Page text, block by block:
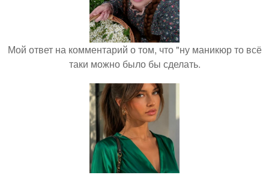
Мой ответ на комментарий о том, что "ну маникюр то всё
таки можно было бы сделать.